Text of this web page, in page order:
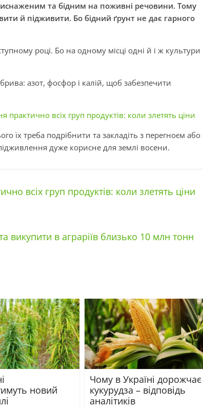
та бідним на поживні речовини. Тому
й підживити. Бо бідний ґрунт не дає гарного
році. Бо на одному місці одні й і ж культури
азот, фосфор і калій, щоб забезпечити
практично всіх груп продуктів: коли злетять ціни
їх треба подрібнити та закладіть з перегноєм або
дуже корисне для землі восени.
всіх груп продуктів: коли злетять ціни
викупити в аграріїв близько 10 млн тонн
новий
Чому в Україні дорожчає
кукурудза – відповідь
аналітиків